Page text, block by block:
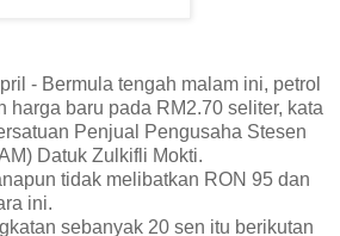
- Bermula tengah malam ini, petrol
harga baru pada RM2.70 seliter, kata
Penjual Pengusaha Stesen
Datuk Zulkifli Mokti.
tidak melibatkan RON 95 dan
ini.
sebanyak 20 sen itu berikutan